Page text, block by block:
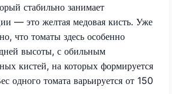
стабильно занимает
— это желтая медовая кисть. Уже
что томаты здесь особенно
высоты, с обильным
кистей, на которых формируется
одного томата варьируется от 150